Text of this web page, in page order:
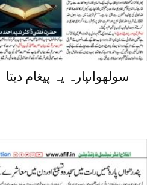
سولھواںپارہ یہ پیغام